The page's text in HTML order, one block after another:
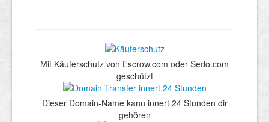
Mit Käuferschutz von Escrow.com oder Sedo.com
geschützt
Dieser Domain-Name kann innert 24 Stunden dir
gehören